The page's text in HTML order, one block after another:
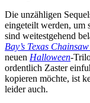
Die unzähligen
eingeteilt werden, um
sind weitestgehend
Bay’s Texas
neuen Halloween-
ordentlich Zaster
kopieren möchte, ist
leider auch.